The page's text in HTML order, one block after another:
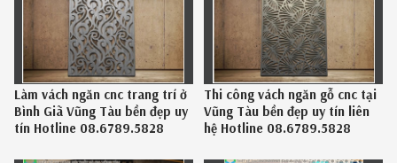
Làm vách ngăn cnc trang trí ở
Bình Giã Vũng Tàu bền đẹp uy
tín Hotline 08.6789.5828
Thi công vách ngăn gỗ cnc tại
Vũng Tàu bền đẹp uy tín liên
hệ Hotline 08.6789.5828